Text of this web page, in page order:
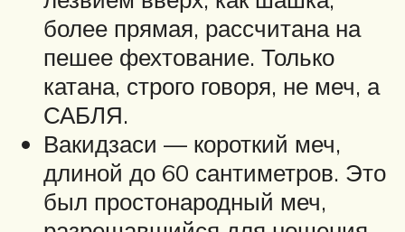
более прямая, рассчитана на
пешее фехтование. Только
катана, строго говоря, не меч, а
САБЛЯ.
Вакидзаси — короткий меч,
длиной до 60 сантиметров. Это
был простонародный меч,